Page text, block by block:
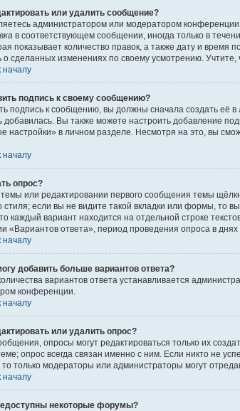
или удалить сообщение?
администратором или модератором
в соответствующем сообщении, иногда только в
показывает количество правок, а также дату и
о сделанных изменениях по своему усмотрению.
началу
подпись к своему сообщению?
подпись к сообщению, вы должны сначала создать её
добавилась. Вы также можете настроить добавление
настройки» в личном разделе. Несмотря на это, вы
началу
опрос?
или редактировании первого сообщения темы
стиля; если вы не видите такой вкладки или формы, то
каждый вариант находится на отдельной строке
«Вариантов ответа», период проведения опроса в днях
началу
добавить больше вариантов ответа?
вариантов ответа устанавливается
конференции.
началу
или удалить опрос?
опросы могут редактироваться только их
опрос всегда связан именно с ним. Если никто не
то только модераторы или администраторы могут
началу
некоторые форумы?